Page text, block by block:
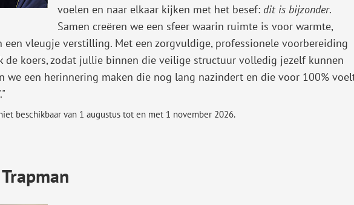
voelen en naar elkaar kijken met het besef: dit is bijzonder.
Samen creëren we een sfeer waarin ruimte is voor warmte,
een vleugje verstilling. Met een zorgvuldige, professionele voorbereiding
de koers, zodat jullie binnen die veilige structuur volledig jezelf kunnen
we een herinnering maken die nog lang nazindert en die voor 100%
beschikbaar van 1 augustus tot en met 1 november 2026.